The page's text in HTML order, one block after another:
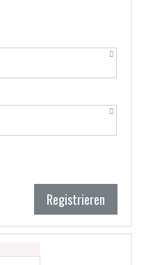
Registrieren